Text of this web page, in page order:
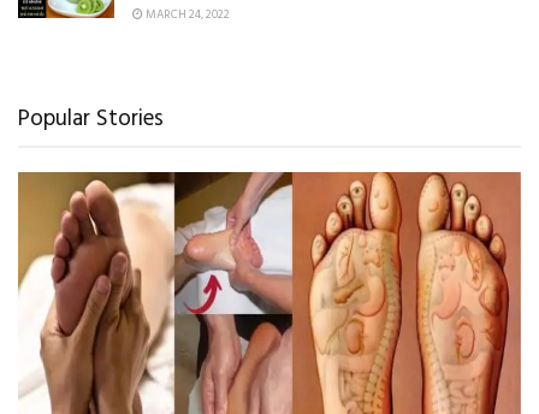
MARCH 24, 2022
Popular Stories